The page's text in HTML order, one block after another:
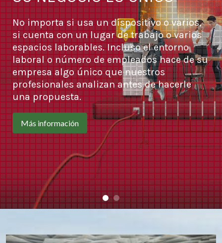
No importa si usa un dispositivo o varios,
si cuenta con un lugar de trabajo o varios
espacios laborables. Incluso el entorno
laboral o número de empleados hace de su
empresa algo único que nuestros
profesionales analizan antes de hacerle
una propuesta.
Más información